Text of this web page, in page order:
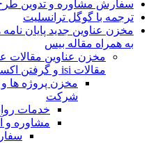
سفارش مشاوره و تدوین
ترجمه با گوگل ترانسلیت
مخزن عناوین جدید پایان
به همراه مقاله بیس
مخزن عناوین
مقالات isi و گرفتن اکسپت
مخزن پروژه ها و
شرکت
خدمات
مشاوره و